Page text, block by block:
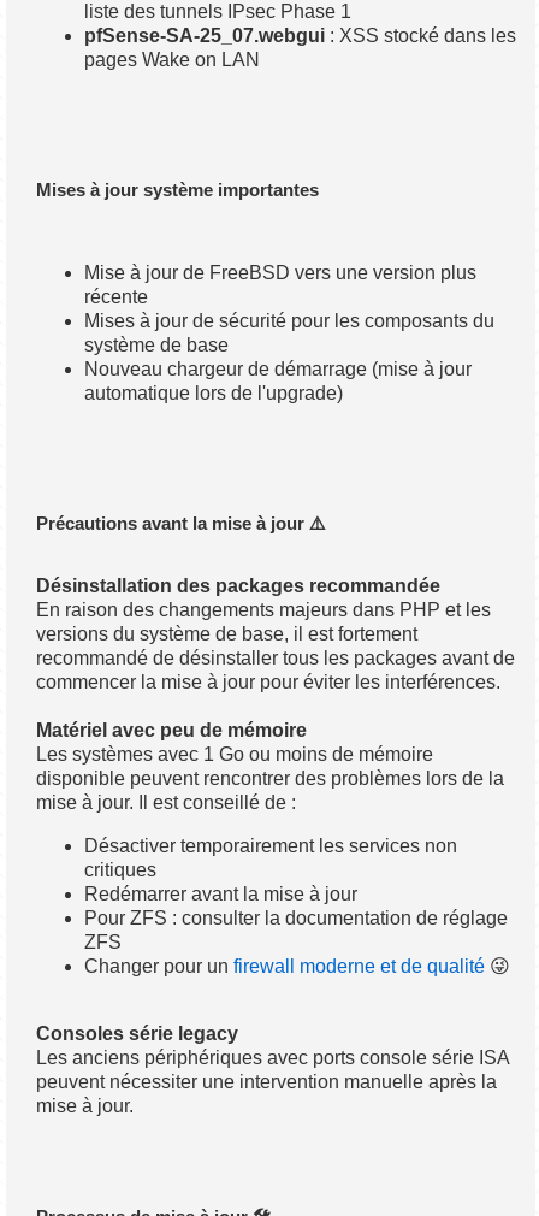
liste des tunnels IPsec Phase 1
pfSense-SA-25_07.webgui : XSS stocké dans les
pages Wake on LAN
Mises à jour système importantes
Mise à jour de FreeBSD vers une version plus
récente
Mises à jour de sécurité pour les composants du
système de base
Nouveau chargeur de démarrage (mise à jour
automatique lors de l'upgrade)
Précautions avant la mise à jour ⚠️
Désinstallation des packages recommandée
En raison des changements majeurs dans PHP et les
versions du système de base, il est fortement
recommandé de désinstaller tous les packages avant de
commencer la mise à jour pour éviter les interférences.
Matériel avec peu de mémoire
Les systèmes avec 1 Go ou moins de mémoire
disponible peuvent rencontrer des problèmes lors de la
mise à jour. Il est conseillé de :
Désactiver temporairement les services non
critiques
Redémarrer avant la mise à jour
Pour ZFS : consulter la documentation de réglage
ZFS
Changer pour unfirewall moderne et de qualité 😜
Consoles série legacy
Les anciens périphériques avec ports console série ISA
peuvent nécessiter une intervention manuelle après la
mise à jour.